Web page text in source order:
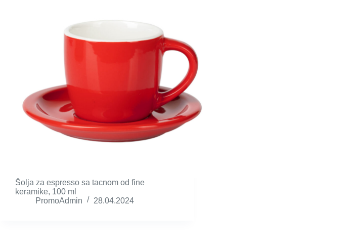
Šolja za espresso sa tacnom od fine
keramike, 100 ml
PromoAdmin
28.04.2024